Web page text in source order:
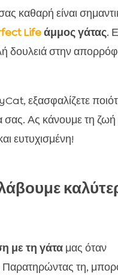
καθαρή είναι
Lifeάμμος γάτας.
δουλειά στην
εξασφαλίζετε
σας. Ας κάνουμε τη
ευτυχισμένη!
με τη γάταμας όταν
Παρατηρώντας τη,